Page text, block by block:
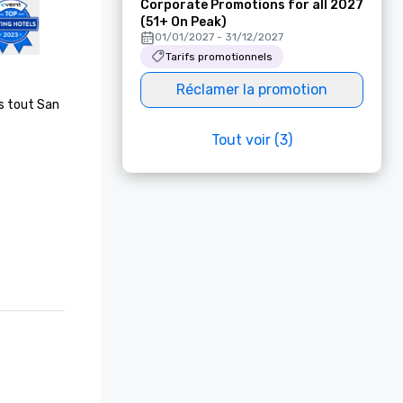
tout San
Corporate Promotions for all 2027
(51+ On Peak)
01/01/2027 - 31/12/2027
Tarifs promotionnels
Réclamer la promotion
Tout voir (3)